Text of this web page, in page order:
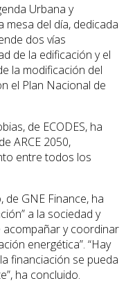
Urbana y
del día, dedicada
dos vías
de la edificación y el
la modificación del
el Plan Nacional de
de ECODES, ha
ARCE 2050,
entre todos los
GNE Finance, ha
a la sociedad y
acompañar y coordinar
energética”. “Hay
financiación se pueda
ha concluido.